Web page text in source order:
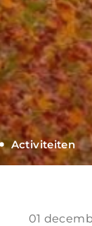
Activiteiten
01